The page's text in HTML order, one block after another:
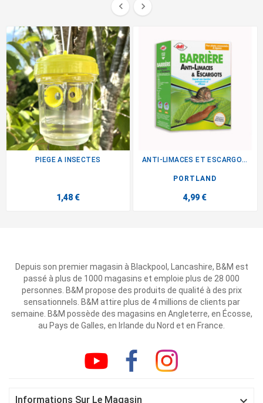
 
PIEGE A INSECTES
1,48 €
ANTI-LIMACES ET ESCARGOTS 1KG
PORTLAND
4,99 €
Depuis son premier magasin à Blackpool, Lancashire, B&M est
passé à plus de 1000 magasins et emploie plus de 28 000
personnes. B&M propose des produits de qualité à des prix
sensationnels. B&M attire plus de 4 millions de clients par
semaine. B&M possède des magasins en Angleterre, en Écosse,
au Pays de Galles, en Irlande du Nord et en France.
Informations Sur Le Magasin